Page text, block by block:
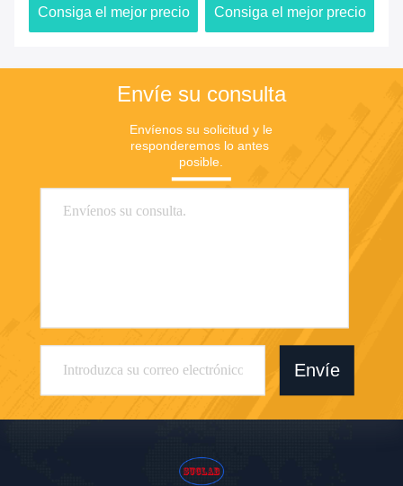
muebles
Consiga el mejor precio Consiga el mejor precio
Envíe su consulta
Envíenos su solicitud y le
responderemos lo antes
posible.
Envíe